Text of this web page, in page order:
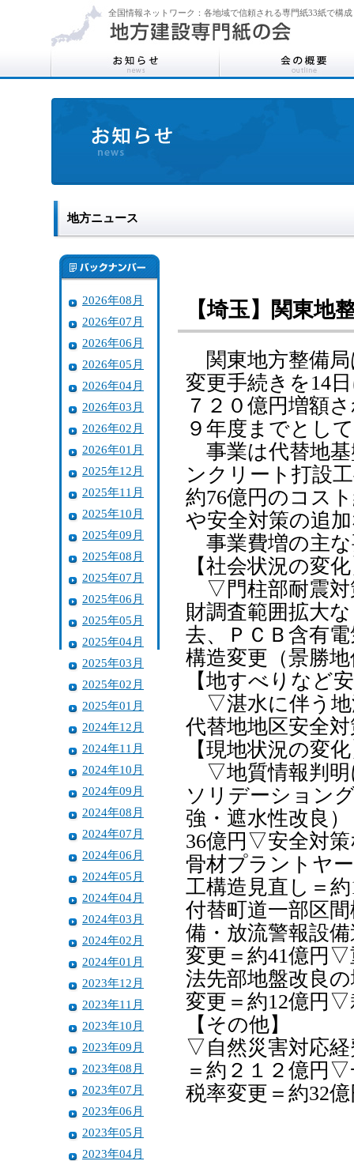
全国情報ネットワーク：各地域で信頼される専門紙33紙で構成
地方ニュース
2026年08月
2026年07月
2026年06月
2026年05月
2026年04月
2026年03月
2026年02月
2026年01月
2025年12月
2025年11月
2025年10月
2025年09月
2025年08月
2025年07月
2025年06月
2025年05月
2025年04月
2025年03月
2025年02月
2025年01月
2024年12月
2024年11月
2024年10月
2024年09月
2024年08月
2024年07月
2024年06月
2024年05月
2024年04月
2024年03月
2024年02月
2024年01月
2023年12月
2023年11月
2023年10月
2023年09月
2023年08月
2023年07月
2023年06月
2023年05月
2023年04月
【埼玉】関東地
関東地方整備局
変更手続きを14
７２０億円増額
９年度までとし
事業は代替地基
ンクリート打設
約76億円のコス
や安全対策の追
事業費増の主
【社会状況の変
▽門柱部耐震対
財調査範囲拡大
去、ＰＣＢ含有
構造変更（景勝
【地すべりなど
▽湛水に伴う地
代替地地区安全
【現地状況の変
▽地質情報判明
ソリデーション
強・遮水性改良
36億円▽安全対
骨材プラントヤ
工構造見直し＝
付替町道一部区
備・放流警報設
変更＝約41億円▽
法先部地盤改良
変更＝約12億円▽
【その他】
▽自然災害対応
＝約２１２億円
税率変更＝約32